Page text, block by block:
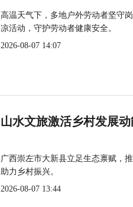
高温天气下，多地户外劳动者坚守
凉活动，守护劳动者健康安全。
2026-08-07 14:07
山水文旅激活乡村发展动
广西崇左市大新县立足生态禀赋，
助力乡村振兴。
2026-08-07 13:44